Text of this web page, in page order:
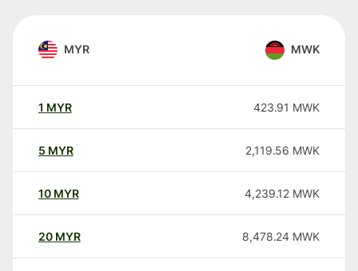
MYR MWK
1 MYR 423.91 MWK
5 MYR 2,119.56 MWK
10 MYR 4,239.12 MWK
20 MYR 8,478.24 MWK